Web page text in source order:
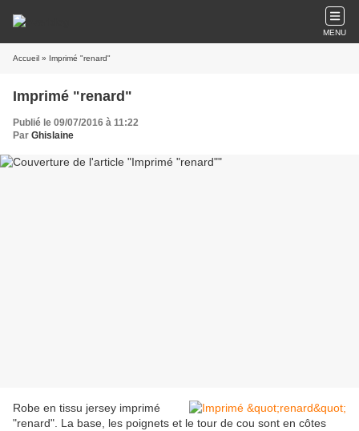
MENU
Accueil » Imprimé "renard"
Imprimé "renard"
Publié le 09/07/2016 à 11:22
Par Ghislaine
Robe en tissu jersey imprimé
"renard". La base, les poignets et le tour de cou sont en côtes